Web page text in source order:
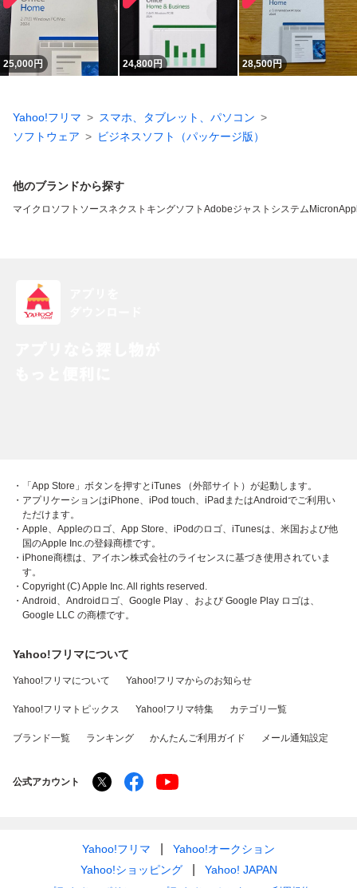
25,000円 24,800円 28,500円
Yahoo!フリマ
スマホ、タブレット、パソコン
ソフトウェア
ビジネスソフト（パッケージ版）
他のブランドから探す
マイクロソフト ソースネクスト キングソフト Adobeジャストシステム Micron
・「App Store」ボタンを押すとiTunes （外部サイト）が起動します。
・アプリケーションはiPhone、iPod touch、iPadまたはAndroidでご利用い
ただけます。
・Apple、Appleのロゴ、App Store、iPodのロゴ、iTunesは、米国および他
国のApple Inc.の登録商標です。
・iPhone商標は、アイホン株式会社のライセンスに基づき使用されていま
す。
・Copyright (C) Apple Inc. All rights reserved.
・Android、Androidロゴ、Google Play 、および Google Play ロゴは、
Google LLC の商標です。
Yahoo!フリマについて
Yahoo!フリマについて Yahoo!フリマからのお知らせ
Yahoo!フリマトピックス Yahoo!フリマ特集 カテゴリ一覧
ブランド一覧 ランキング かんたんご利用ガイド メール通知設定
公式アカウント
Yahoo!フリマ
Yahoo!オークション
Yahoo!ショッピング
Yahoo! JAPAN